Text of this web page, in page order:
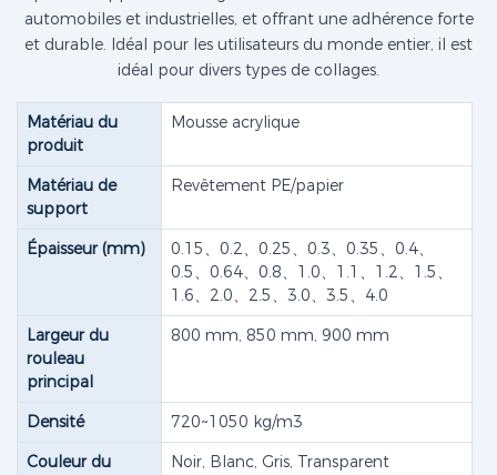
automobiles et industrielles, et offrant une adhérence forte
et durable. Idéal pour les utilisateurs du monde entier, il est
idéal pour divers types de collages.
Matériau du
produit
Mousse acrylique
Matériau de
support
Revêtement PE/papier
Épaisseur (mm)
0.15、0.2、0.25、0.3、0.35、0.4、
0.5、0.64、0.8、1.0、1.1、1.2、1.5、
1.6、2.0、2.5、3.0、3.5、4.0
Largeur du
rouleau
principal
800 mm, 850 mm, 900 mm
Densité
720~1050 kg/m3
Couleur du
Noir, Blanc, Gris, Transparent